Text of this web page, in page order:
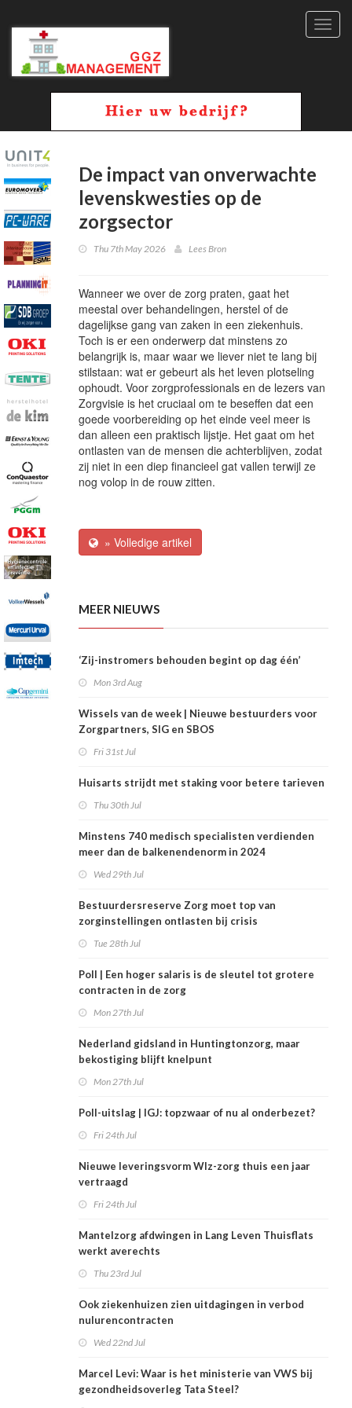
De impact van onverwachte
levenskwesties op de
zorgsector
Thu 7th May 2026 Lees Bron
Wanneer we over de zorg praten, gaat het
meestal over behandelingen, herstel of de
dagelijkse gang van zaken in een ziekenhuis.
Toch is er een onderwerp dat minstens zo
belangrijk is, maar waar we liever niet te lang bij
stilstaan: wat er gebeurt als het leven plotseling
ophoudt. Voor zorgprofessionals en de lezers van
Zorgvisie is het cruciaal om te beseffen dat een
goede voorbereiding op het einde veel meer is
dan alleen een praktisch lijstje. Het gaat om het
ontlasten van de mensen die achterblijven, zodat
zij niet in een diep financieel gat vallen terwijl ze
nog volop in de rouw zitten.
» Volledige artikel
MEER NIEUWS
‘Zij-instromers behouden begint op dag één’
Mon 3rd Aug
Wissels van de week | Nieuwe bestuurders voor
Zorgpartners, SIG en SBOS
Fri 31st Jul
Huisarts strijdt met staking voor betere tarieven
Thu 30th Jul
Minstens 740 medisch specialisten verdienden
meer dan de balkenendenorm in 2024
Wed 29th Jul
Bestuurdersreserve Zorg moet top van
zorginstellingen ontlasten bij crisis
Tue 28th Jul
Poll | Een hoger salaris is de sleutel tot grotere
contracten in de zorg
Mon 27th Jul
Nederland gidsland in Huntingtonzorg, maar
bekostiging blijft knelpunt
Mon 27th Jul
Poll-uitslag | IGJ: topzwaar of nu al onderbezet?
Fri 24th Jul
Nieuwe leveringsvorm Wlz-zorg thuis een jaar
vertraagd
Fri 24th Jul
Mantelzorg afdwingen in Lang Leven Thuisflats
werkt averechts
Thu 23rd Jul
Ook ziekenhuizen zien uitdagingen in verbod
nulurencontracten
Wed 22nd Jul
Marcel Levi: Waar is het ministerie van VWS bij
gezondheidsoverleg Tata Steel?